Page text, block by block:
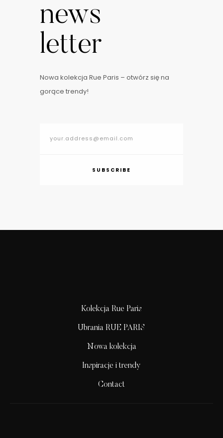
news
letter
Nowa kolekcja Rue Paris – otwórz się na
gorące trendy!
SUBSCRIBE
Kolekcja Rue Paris
Ubrania RUE PARIS
Nowa kolekcja
Inspiracje i trendy
Contact